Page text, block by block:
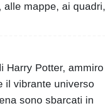
mappe, ai quadri,
Harry Potter, ammiro
il vibrante universo
sono sbarcati in